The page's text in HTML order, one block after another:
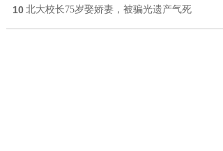
10 北大校长75岁娶娇妻，被骗光遗产气死